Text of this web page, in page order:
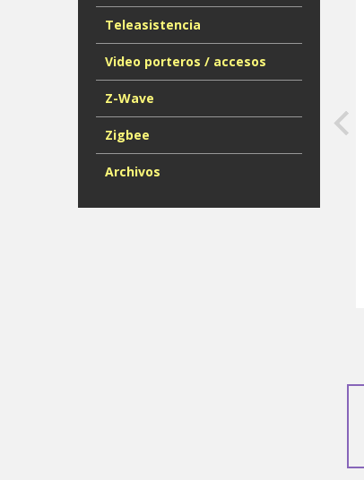
Teleasistencia
Video porteros / accesos
Z-Wave
Zigbee
Archivos